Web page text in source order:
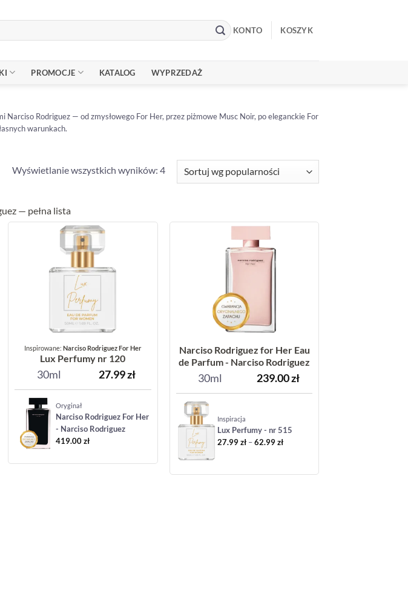
KONTO KOSZYK
PROMOCJE KATALOG WYPRZEDAŻ
Rodriguez — od zmysłowego For Her, przez piżmowe Musc Noir, po eleganckie For
warunkach.
Wyświetlanie wszystkich wyników: 4Posortowane
według
— pełna lista
Inspirowane: Narciso Rodriguez For Her
Lux Perfumy nr 120
30ml 27.99zł
Oryginał
Narciso Rodriguez For Her
- Narciso Rodriguez
419.00zł
Narciso Rodriguez for Her Eau
de Parfum - Narciso Rodriguez
30ml 239.00zł
Inspiracja
Lux Perfumy - nr 515
27.99zł – 62.99złZakres
27.99 zł